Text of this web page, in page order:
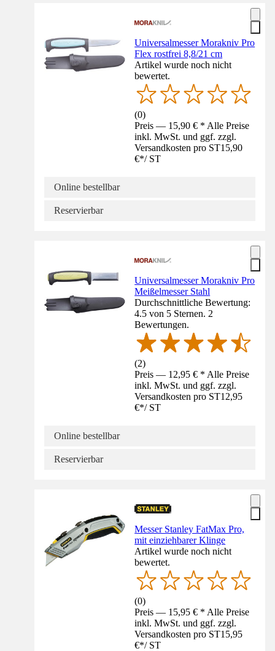
Universalmesser Morakniv Pro
Flex rostfrei 8,8/21 cm
Artikel wurde noch nicht
bewertet.
(0)
Preis — 15,90 € * Alle Preise
inkl. MwSt. und ggf. zzgl.
Versandkosten pro ST15,90
€*/ ST
Online bestellbar
Reservierbar
Universalmesser Morakniv Pro
Meißelmesser Stahl
Durchschnittliche Bewertung:
4.5 von 5 Sternen. 2
Bewertungen.
(2)
Preis — 12,95 € * Alle Preise
inkl. MwSt. und ggf. zzgl.
Versandkosten pro ST12,95
€*/ ST
Online bestellbar
Reservierbar
Messer Stanley FatMax Pro,
mit einziehbarer Klinge
Artikel wurde noch nicht
bewertet.
(0)
Preis — 15,95 € * Alle Preise
inkl. MwSt. und ggf. zzgl.
Versandkosten pro ST15,95
€*/ ST